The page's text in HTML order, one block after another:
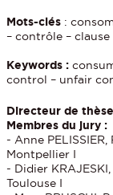
Mots-clés :
– contrôle –
Keywords :
control – unfair
Directeur de thèse
Membres du jury :
- Anne
Montpellier I
- Didier
Toulouse I